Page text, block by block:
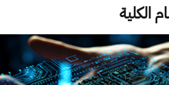
الكلية